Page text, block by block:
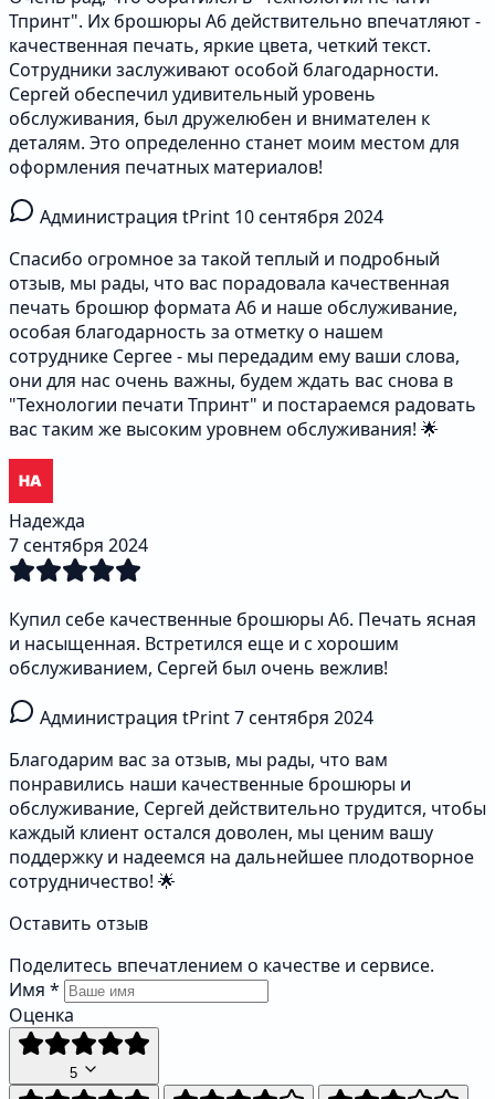
Тпринт". Их брошюры А6 действительно впечатляют -
качественная печать, яркие цвета, четкий текст.
Сотрудники заслуживают особой благодарности.
Сергей обеспечил удивительный уровень
обслуживания, был дружелюбен и внимателен к
деталям. Это определенно станет моим местом для
оформления печатных материалов!
Администрация tPrint 10 сентября 2024
Спасибо огромное за такой теплый и подробный
отзыв, мы рады, что вас порадовала качественная
печать брошюр формата А6 и наше обслуживание,
особая благодарность за отметку о нашем
сотруднике Сергее - мы передадим ему ваши слова,
они для нас очень важны, будем ждать вас снова в
"Технологии печати Тпринт" и постараемся радовать
вас таким же высоким уровнем обслуживания! 🌟
Надежда
7 сентября 2024
Купил себе качественные брошюры А6. Печать ясная
и насыщенная. Встретился еще и с хорошим
обслуживанием, Сергей был очень вежлив!
Администрация tPrint7 сентября 2024
Благодарим вас за отзыв, мы рады, что вам
понравились наши качественные брошюры и
обслуживание, Сергей действительно трудится, чтобы
каждый клиент остался доволен, мы ценим вашу
поддержку и надеемся на дальнейшее плодотворное
сотрудничество! 🌟
Оставить отзыв
Поделитесь впечатлением о качестве и сервисе.
Имя *
Оценка
5